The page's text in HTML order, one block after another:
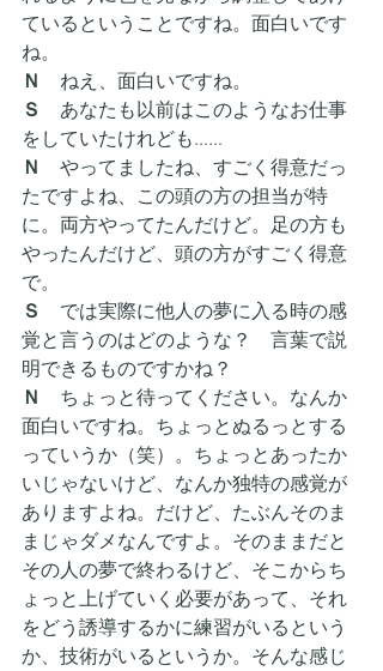
ているということですね。面白いです
ね。
Ｎ
ねえ、面白いですね。
Ｓ あなたも以前はこのようなお仕事
をしていたけれども……
Ｎ
やってましたね、すごく得意だっ
たですよね、この頭の方の担当が特
に。両方やってたんだけど。足の方も
やったんだけど、頭の方がすごく得意
で。
Ｓ では実際に他人の夢に入る時の感
覚と言うのはどのような？　言葉で説
明できるものですかね？
Ｎ
ちょっと待ってください。なんか
面白いですね。ちょっとぬるっとする
っていうか（笑）。ちょっとあったか
いじゃないけど、なんか独特の感覚が
ありますよね。だけど、たぶんそのま
まじゃダメなんですよ。そのままだと
その人の夢で終わるけど、そこからち
ょっと上げていく必要があって、それ
をどう誘導するかに練習がいるという
か、技術がいるというか。そんな感じ